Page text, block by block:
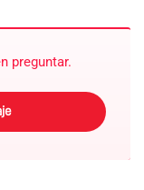
preguntar.